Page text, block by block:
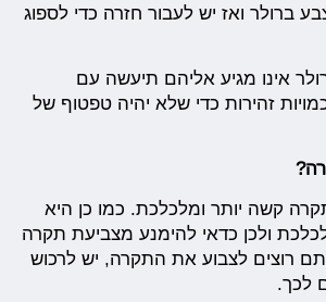
ברולר ואז יש לעבור חזרה כדי לספוג
אינו מגיע אליהם תיעשה עם
זהירות כדי שלא יהיה טפטוף של
קשה יותר ומלכלכת. כמו כן היא
ולכן כדאי להימנע מצביעת תקרה
רוצים לצבוע את התקרה, יש לרכוש
לכך.